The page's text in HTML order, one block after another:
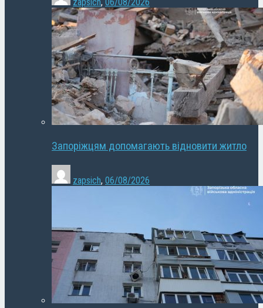
Запоріжцям допомагають відновити житло
zapsich, 06/08/2026